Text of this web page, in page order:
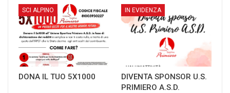
SCI ALPINO
DONA IL TUO 5X1000
IN EVIDENZA
DIVENTA SPONSOR U.S.
PRIMIERO A.S.D.